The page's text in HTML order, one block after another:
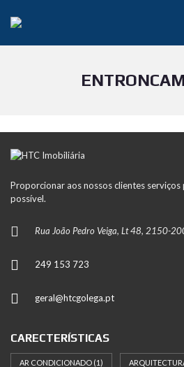
Proporcionar aos nossos clientes
possível.
Rua João Pedro Veiga, Lt 48, 2150-
249 153 723
geral@htcgolega.pt
CARECTERÍSTICAS
AR CONDICIONADO (1)